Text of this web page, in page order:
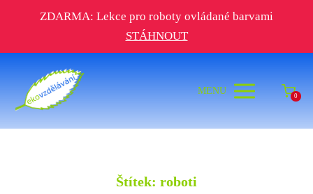
ZDARMA: Lekce pro roboty ovládané barvami
STÁHNOUT
MENU 0
Štítek: roboti